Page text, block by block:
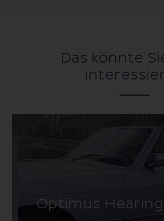
Das könnte
Optimus Hearing